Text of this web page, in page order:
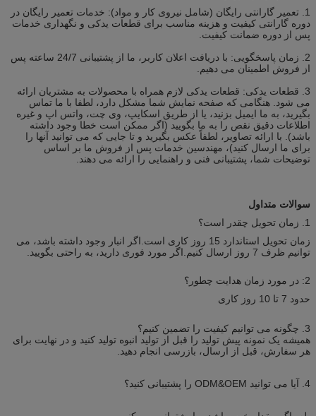
1. تعمیر گارانتی رایگان (شامل نیروی کار و مواد): خدمات تعمیر رایگان در
دوره گارانتی کیفیت و هزینه مناسب برای قطعات یدکی و نگهداری خدمات
پس از دوره ضمانت کیفیت.
2. زمان پاسخگویی: با دریافت اعلان کاربر، ما از پشتیبانی 24/7 ساعته پس
از فروش اطمینان می دهیم.
3. قطعات یدکی: قطعات یدکی لازم همراه با محصولات به مشتریان ارائه
می شود. هنگامی که صفحه نمایش شما مشکل دارد، لطفا با ما تماس
بگیرید، به ما ایمیل بزنید، یا از طریق اسکایپ، وی چت، واتس اپ و غیره
اطلاعات دقیق نقص را به ما بگویید (اگر ممکن است خطا وجود داشته
باشد). با ارائه تصاویر، لطفاً عکس بگیرید و تا جایی که می توانید آنها را
برای ما ارسال کنید)، مهندسین خدمات پس از فروش ما بر اساس
توضیحات شما، پشتیبانی فنی و راهنمایی را ارائه می دهند.
سوالات متداول
1. زمان تحویل چقدر است؟
زمان تحویل استاندارد 15 روز کاری است.اگر انبار وجود داشته باشد، می
توانیم ظرف 7 روز ارسال کنیم.اگر مورد فوری دارید، به راحتی بگویید.
2: در مورد زمان هدایت چطور؟
حدود 7 تا 10 روز کاری
3. چگونه می توانیم کیفیت را تضمین کنیم؟
همیشه یک نمونه پیش تولید را قبل از تولید انبوه تولید کنید و در نهایت برای
هر سفارش، قبل از ارسال، بازرسی انجام دهید.
4. آیا می توانید ODM&OEM را پشتیبانی کنید؟